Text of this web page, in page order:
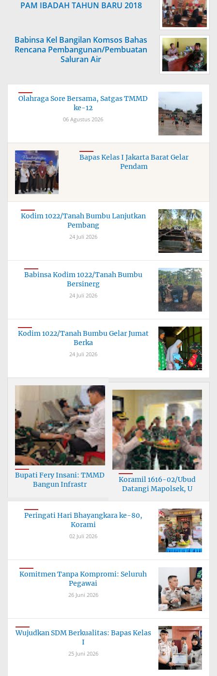
PAM IBADAH TAHUN BARU 2018
Babinsa Kel Bangilan Komsos Bahas
Rencana Pembangunan/Pembuatan
Saluran Air
Olahraga Sore Bersama, Satgas TMMD
ke-12
06 Agustus 2026
Bapas Kelas I Jakarta Barat Gelar
Pendam
Kodim 1022/Tanah Bumbu Lanjutkan
Pembang
24 Juli 2026
Babinsa Kodim 1022/Tanah Bumbu
Bersinerg
24 Juli 2026
Kodim 1022/Tanah Bumbu Gelar Jumat
Berka
24 Juli 2026
Bupati Fery Insani: TMMD
Bangun Infrastr
Koramil 1616-02/Ubud
Datangi Mapolsek, U
Peringati Hari Bhayangkara ke-80,
Korami
02 Juli 2026
Komitmen Tanpa Kompromi: Seluruh
Pegawai
26 Juni 2026
Wujudkan SDM Berkualitas: Bapas Kelas
I
25 Juni 2026